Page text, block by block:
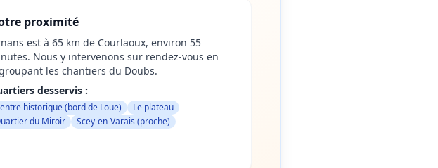
proximité
est à 65 km de Courlaoux, environ 55
Nous y intervenons sur rendez-vous en
les chantiers du Doubs.
desservis :
historique (bord de Loue)
Le plateau
du Miroir
Scey-en-Varais (proche)